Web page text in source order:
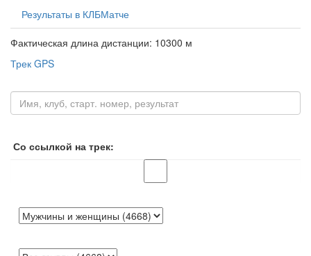
Результаты в КЛБМатче
Фактическая длина дистанции: 10300 м
Трек GPS
Со ссылкой на трек: